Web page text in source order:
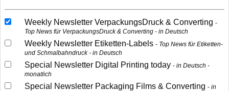
Weekly Newsletter VerpackungsDruck & Converting
Top News für VerpackungsDruck & Converting - in Deutsch
Weekly Newsletter Etiketten-Labels
Top News für Etiketten-
und Schmalbahndruck - in Deutsch
Special Newsletter Digital Printing today
in Deutsch -
monatlich
Special Newsletter Packaging Films & Converting
in